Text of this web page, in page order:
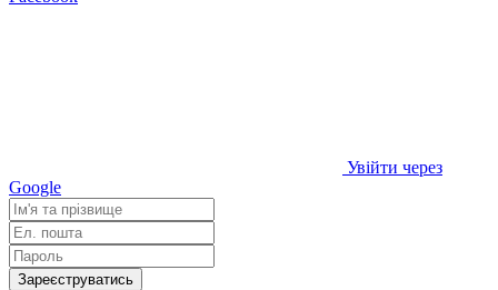
Увійти через
Google
Зареєструватись